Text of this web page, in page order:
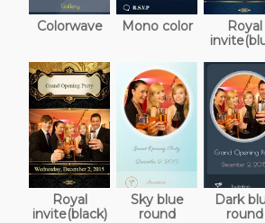
Colorwave Mono color
Royal
Royal
invite(black)
Sky blue
round
Dark
round